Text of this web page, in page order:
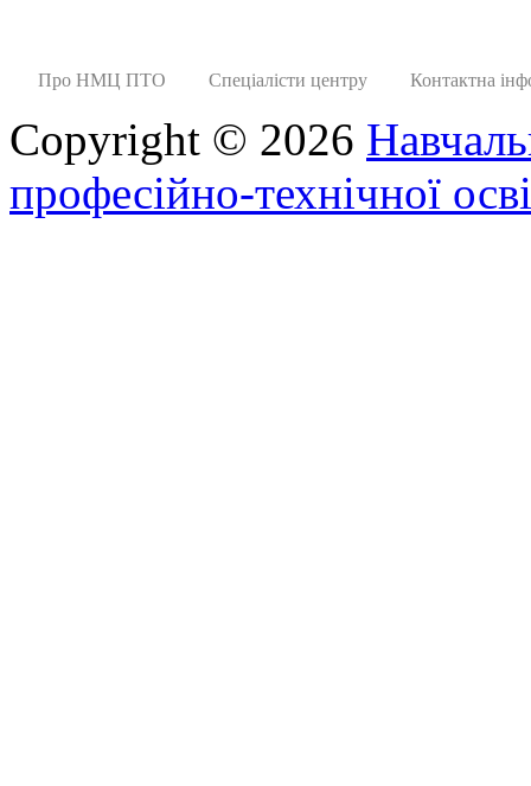
Про НМЦ ПТО Спеціалісти центру Контактна
Copyright © 2026
професійно-технічної